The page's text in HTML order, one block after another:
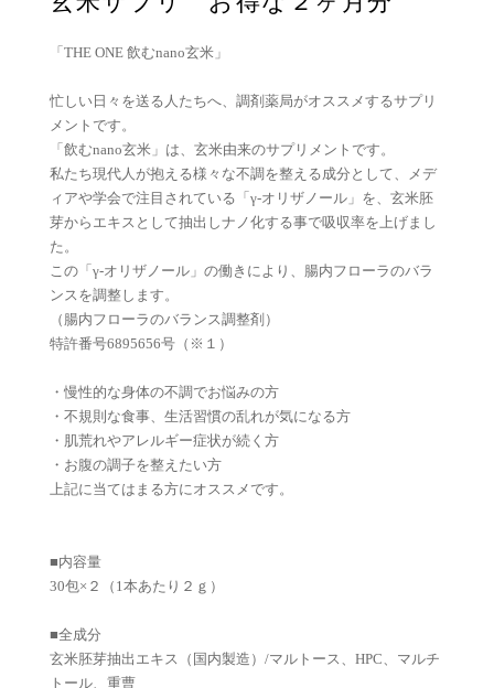
「THE ONE 飲むnano玄米」
忙しい日々を送る人たちへ、調剤薬局がオススメするサプリ
メントです。
「飲むnano玄米」は、玄米由来のサプリメントです。
私たち現代人が抱える様々な不調を整える成分として、メデ
ィアや学会で注目されている「γ-オリザノール」を、玄米胚
芽からエキスとして抽出しナノ化する事で吸収率を上げまし
た。
この「γ-オリザノール」の働きにより、腸内フローラのバラ
ンスを調整します。
（腸内フローラのバランス調整剤）
特許番号6895656号（※１）
・慢性的な身体の不調でお悩みの方
・不規則な食事、生活習慣の乱れが気になる方
・肌荒れやアレルギー症状が続く方
・お腹の調子を整えたい方
上記に当てはまる方にオススメです。
■内容量
30包×２（1本あたり２ｇ）
■全成分
玄米胚芽抽出エキス（国内製造）/マルトース、HPC、マルチ
トール、重曹